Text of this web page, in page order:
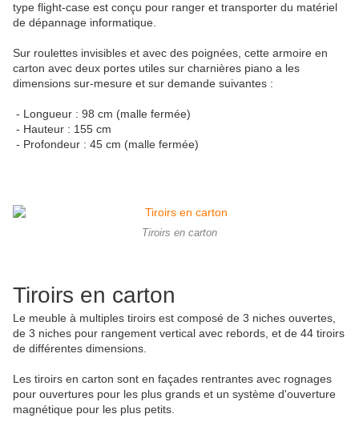
type flight-case est conçu pour ranger et transporter du matériel
de dépannage informatique.
Sur roulettes invisibles et avec des poignées, cette armoire en
carton avec deux portes utiles sur charnières piano a les
dimensions sur-mesure et sur demande suivantes :
- Longueur : 98 cm (malle fermée)
- Hauteur : 155 cm
- Profondeur : 45 cm (malle fermée)
Tiroirs en carton
Tiroirs en carton
Le meuble à multiples tiroirs est composé de 3 niches ouvertes,
de 3 niches pour rangement vertical avec rebords, et de 44 tiroirs
de différentes dimensions.
Les tiroirs en carton sont en façades rentrantes avec rognages
pour ouvertures pour les plus grands et un système d'ouverture
magnétique pour les plus petits.